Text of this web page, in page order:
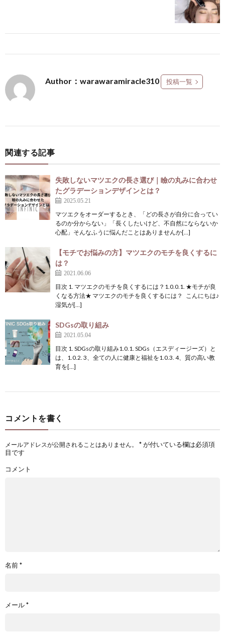
Author：warawaramiracle310 投稿一覧
関連する記事
失敗しないマツエクの長さ選び｜瞼の丸みに合わせ
たグラデーションデザインとは？
2025.05.21
マツエクをオーダーするとき、「どの長さが自分に合ってい
るのか分からない」「長くしたいけど、不自然にならないか
心配」そんなふうに悩んだことはありませんか[…]
【モチでお悩みの方】マツエクのモチを良くするに
は？
2021.06.06
目次 1. マツエクのモチを良くするには？1.0.0.1. ★モチが良
くなる方法★ マツエクのモチを良くするには？ こんにちは♪
湿気が[…]
SDGsの取り組み
2021.05.04
目次 1. SDGsの取り組み1.0.1. SDGs（エスディージーズ）と
は、1.0.2. 3、全ての人に健康と福祉を1.0.3. 4、質の高い教
育を[…]
コメントを書く
メールアドレスが公開されることはありません。 *が付いている欄は必須項
目です
コメント
名前*
メール*